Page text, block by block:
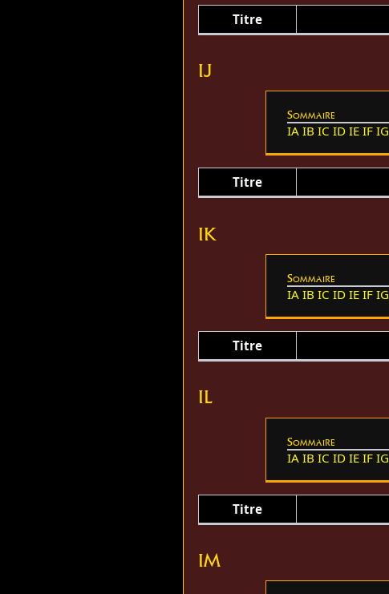
Titre
IJ
Sommaire
IA IB IC ID IE IF IG
Titre
IK
Sommaire
IA IB IC ID IE IF IG
Titre
IL
Sommaire
IA IB IC ID IE IF IG
Titre
IM